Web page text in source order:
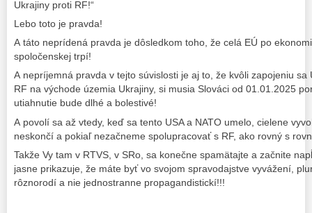
Ukrajiny proti RF!“
Lebo toto je pravda!
A táto neprídená pravda je dôsledkom toho, že celá EÚ po
spoločenskej trpí!
A nepríjemná pravda v tejto súvislosti je aj to, že kvôli zapojeniu sa
RF na východe územia Ukrajiny, si musia Slováci od 01.01.2025
utiahnutie bude dlhé a bolestivé!
A povolí sa až vtedy, keď sa tento USA a NATO umelo, cielene
neskončí a pokiaľ nezačneme spolupracovať s RF, ako rovný s
Takže Vy tam v RTVS, v SRo, sa konečne spamätajte a začnite
jasne prikazuje, že máte byť vo svojom spravodajstve vyvážení,
rôznorodí a nie jednostranne propagandistickí!!!